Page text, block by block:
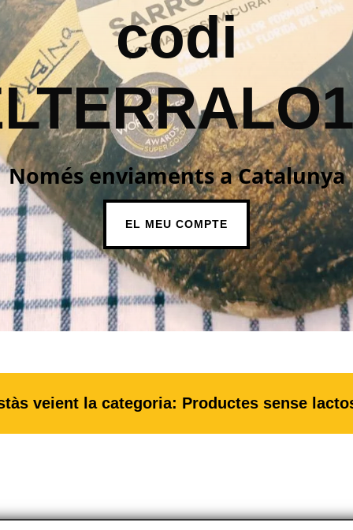
codi
Només enviaments a Catalunya
EL MEU COMPTE
veient la categoria: Productes sense